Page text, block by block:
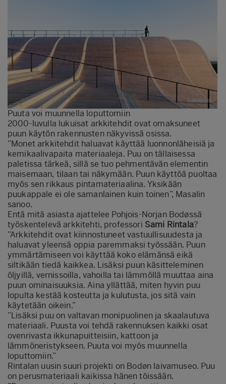
Puuta voi muunnella loputtomiin
2000-luvulla lukuisat arkkitehdit ovat omaksuneet
puun käytön rakennusten näkyvissä osissa.
”Monet arkkitehdit haluavat käyttää luonnonläheisiä ja
kemikaalivapaita materiaaleja. Puu on tällaisessa
paletissa tärkeä, sillä se tuo pehmentävän elementin
maisemaan, tilaan tai näkymään. Puun käyttöä puoltaa
myös sen rikkaus pintamateriaalina. Yksikään
puukappale ei ole samanlainen kuin toinen”, Masalin
sanoo.
Entä mitä asiasta ajattelee Pohjois-Norjan Bodøssä
työskentelevä arkkitehti, professori Sami Rintala?
”Arkkitehdit ovat kiinnostuneet vastuullisuudesta ja
haluavat yleensä oppia paremmaksi työssään. Puun
ymmärtämiseen voi käyttää koko elämänsä eikä
siltikään tiedä kaikkea. Lisäksi puun käsitteleminen
öljyillä, vernissoilla, vahoilla tai lämmöllä muuttaa aina
puun ominaisuuksia. Aina yllättää, miten hyvin puu
lopulta kestää kosteutta ja kulutusta, jos sitä vain
käytetään oikein.”
”Lisäksi puu on valtavan monipuolinen ja skaalautuva
materiaali. Puusta voi tehdä rakennuksen kaikki osat
ovenrivasta ikkunapuitteisiin, kattoon ja
lämmöneristykseen. Puuta voi myös muunnella
loputtomiin.”
Rintalan uusin suuri projekti on Bodøn laivamuseo. Puu
on perusmateriaali kaikissa hänen töissään.